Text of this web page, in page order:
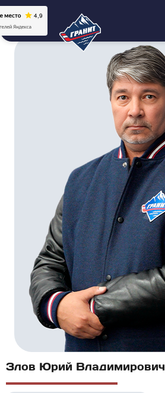
Злов Юрий Владимирович